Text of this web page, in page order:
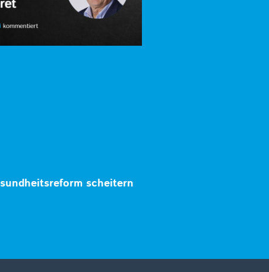
scheitern